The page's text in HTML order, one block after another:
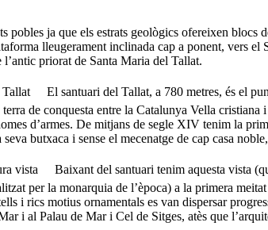
pobles ja que els estrats geològics ofereixen blocs
lleugerament inclinada cap a ponent, vers
l’antic priorat de Santa Maria del Tallat.
El santuari del Tallat, a 780 metres, és el
terra de conquesta entre la Catalunya Vella
d’armes. De mitjans de segle XIV tenim la
butxaca i sense el mecenatge de cap casa
Baixant del santuari tenim aquesta vista
per la monarquia de l’època) a la primera
i rics motius ornamentals es van dispersar
i al Palau de Mar i Cel de Sitges, atès que